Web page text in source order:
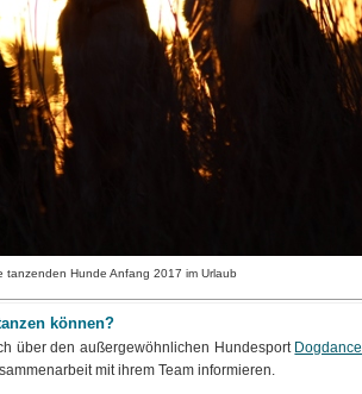
tanzenden Hunde Anfang 2017 im Urlaub
können?
über den außergewöhnlichen Hundesport Dogdance
mit ihrem Team informieren.